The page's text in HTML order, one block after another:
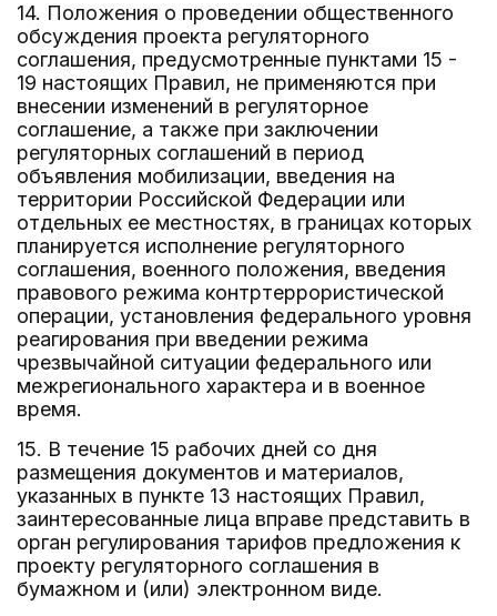
14. Положения о проведении общественного
обсуждения проекта регуляторного
соглашения, предусмотренные пунктами 15 -
19 настоящих Правил, не применяются при
внесении изменений в регуляторное
соглашение, а также при заключении
регуляторных соглашений в период
объявления мобилизации, введения на
территории Российской Федерации или
отдельных ее местностях, в границах которых
планируется исполнение регуляторного
соглашения, военного положения, введения
правового режима контртеррористической
операции, установления федерального уровня
реагирования при введении режима
чрезвычайной ситуации федерального или
межрегионального характера и в военное
время.
15. В течение 15 рабочих дней со дня
размещения документов и материалов,
указанных в пункте 13 настоящих Правил,
заинтересованные лица вправе представить в
орган регулирования тарифов предложения к
проекту регуляторного соглашения в
бумажном и (или) электронном виде.